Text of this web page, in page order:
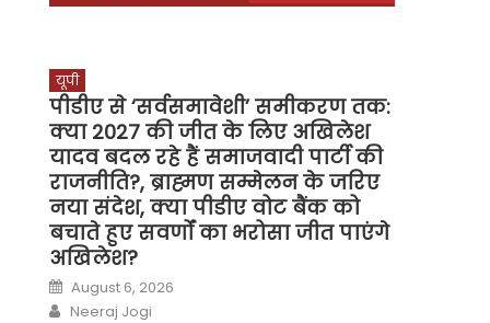
यूपी
पीडीए से ‘सर्वसमावेशी’ समीकरण तक:
क्या 2027 की जीत के लिए अखिलेश
यादव बदल रहे हैं समाजवादी पार्टी की
राजनीति?, ब्राह्मण सम्मेलन के जरिए
नया संदेश, क्या पीडीए वोट बैंक को
बचाते हुए सवर्णों का भरोसा जीत पाएंगे
अखिलेश?
Posted
on
August 6, 2026
Author
Neeraj Jogi